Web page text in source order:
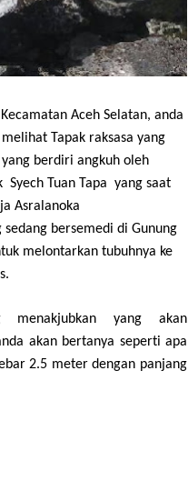
Aceh Selatan, anda
melihat Tapak raksasa yang
yang berdiri angkuh oleh
Syech Tuan Tapa yang saat
Asralanoka
bersemedi di Gunung
melontarkan tubuhnya ke
yang akan
akan bertanya seperti apa
2.5 meter dengan panjang